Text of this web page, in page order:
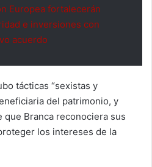
Europea fortalecerán
e inversiones con
acuerdo
tácticas “sexistas y
del patrimonio, y
Branca reconociera sus
los intereses de la